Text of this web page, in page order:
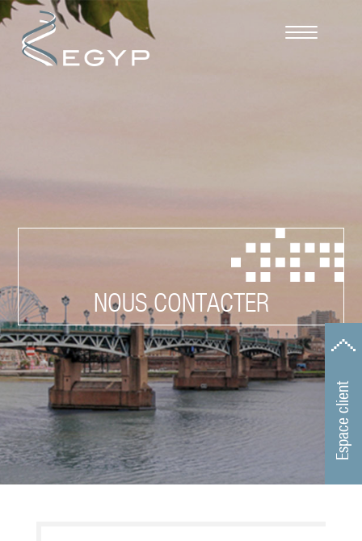
NOUS CONTACTER
Espace client
Cookies management panel